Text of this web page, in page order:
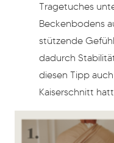
Tragetuches
Beckenbodens
stützende
dadurch
diesen Tipp
Kaiserschnitt